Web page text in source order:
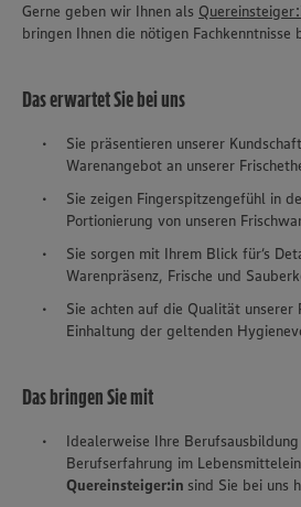
Gerne geben wir Ihnen als
bringen Ihnen die nötigen Fachkenntnisse
Das erwartet Sie bei uns
Sie präsentieren unserer
Warenangebot an unserer
Sie zeigen Fingerspitzengefühl in
Portionierung von unseren
Sie sorgen mit Ihrem Blick für‘s
Warenpräsenz, Frische und
Sie achten auf die Qualität
Einhaltung der geltenden
Das bringen Sie mit
Idealerweise Ihre
Berufserfahrung im
Quereinsteiger:in sind Sie bei uns